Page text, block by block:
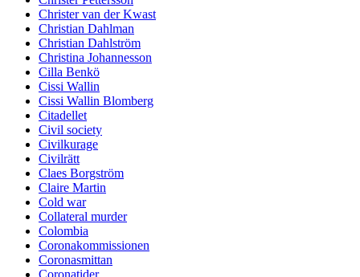
Christer van der Kwast
Christian Dahlman
Christian Dahlström
Christina Johannesson
Cilla Benkö
Cissi Wallin
Cissi Wallin Blomberg
Citadellet
Civil society
Civilkurage
Civilrätt
Claes Borgström
Claire Martin
Cold war
Collateral murder
Colombia
Coronakommissionen
Coronasmittan
Coronatider